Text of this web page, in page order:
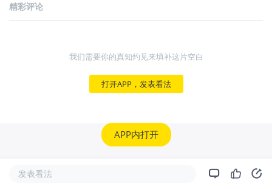
精彩评论
我们需要你的真知灼见来填补这片空白
打开APP，发表看法
APP内打开
发表看法